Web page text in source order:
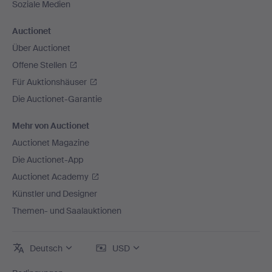
Soziale Medien
Auctionet
Über Auctionet
Offene Stellen
Für Auktionshäuser
Die Auctionet-Garantie
Mehr von Auctionet
Auctionet Magazine
Die Auctionet-App
Auctionet Academy
Künstler und Designer
Themen- und Saalauktionen
Deutsch USD